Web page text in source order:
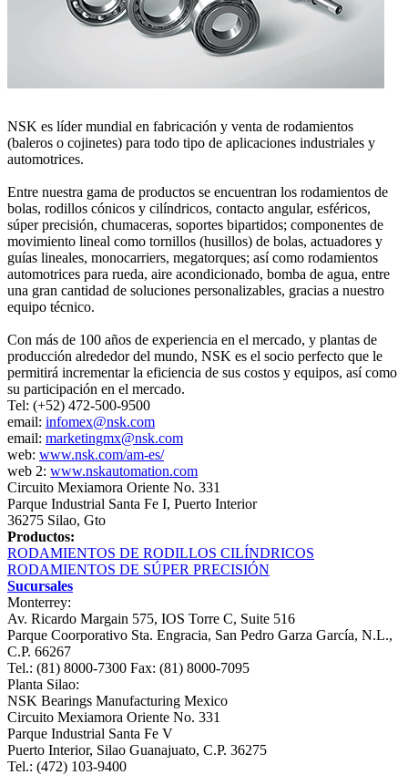
NSK es líder mundial en fabricación y venta de rodamientos
(baleros o cojinetes) para todo tipo de aplicaciones industriales y
automotrices.
Entre nuestra gama de productos se encuentran los rodamientos de
bolas, rodillos cónicos y cilíndricos, contacto angular, esféricos,
súper precisión, chumaceras, soportes bipartidos; componentes de
movimiento lineal como tornillos (husillos) de bolas, actuadores y
guías lineales, monocarriers, megatorques; así como rodamientos
automotrices para rueda, aire acondicionado, bomba de agua, entre
una gran cantidad de soluciones personalizables, gracias a nuestro
equipo técnico.
Con más de 100 años de experiencia en el mercado, y plantas de
producción alrededor del mundo, NSK es el socio perfecto que le
permitirá incrementar la eficiencia de sus costos y equipos, así como
su participación en el mercado.
Tel: (+52) 472-500-9500
email: infomex@nsk.com
email: marketingmx@nsk.com
web: www.nsk.com/am-es/
web 2: www.nskautomation.com
Circuito Mexiamora Oriente No. 331
Parque Industrial Santa Fe I, Puerto Interior
36275 Silao, Gto
Productos:
RODAMIENTOS DE RODILLOS CILÍNDRICOS
RODAMIENTOS DE SÚPER PRECISIÓN
Sucursales
Monterrey:
Av. Ricardo Margain 575, IOS Torre C, Suite 516
Parque Coorporativo Sta. Engracia, San Pedro Garza García, N.L.,
C.P. 66267
Tel.: (81) 8000-7300 Fax: (81) 8000-7095
Planta Silao:
NSK Bearings Manufacturing Mexico
Circuito Mexiamora Oriente No. 331
Parque Industrial Santa Fe V
Puerto Interior, Silao Guanajuato, C.P. 36275
Tel.: (472) 103-9400